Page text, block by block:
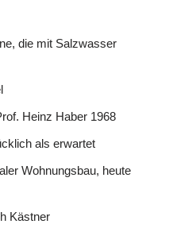
die mit Salzwasser
Heinz Haber 1968
als erwartet
Wohnungsbau, heute
Kästner